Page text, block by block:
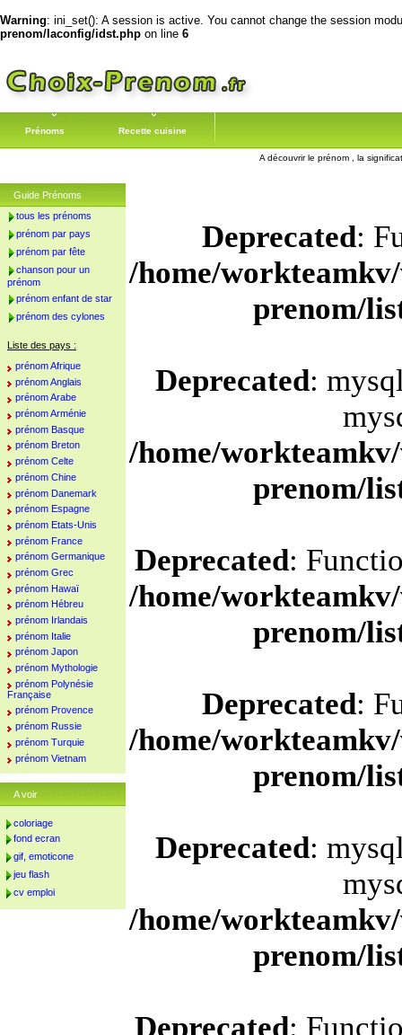
Warning: ini_set(): A session is active. You cannot change the session
prenom/laconfig/idst.php on line 6
Prénoms Recette cuisine
A découvrir le prénom , la
Deprecated:
/home/
prenom/
Deprecated:
/home/
prenom/
Deprecated:
/home/
prenom/
Deprecated:
/home/
prenom/
Deprecated:
/home/
prenom/
Deprecated:
Guide Prénoms
tous les prénoms
prénom par pays
prénom par fête
chanson pour un
prénom
prénom enfant de star
prénom des cylones
Liste des pays :
prénom Afrique
prénom Anglais
prénom Arabe
prénom Arménie
prénom Basque
prénom Breton
prénom Celte
prénom Chine
prénom Danemark
prénom Espagne
prénom Etats-Unis
prénom France
prénom Germanique
prénom Grec
prénom Hawaï
prénom Hébreu
prénom Irlandais
prénom Italie
prénom Japon
prénom Mythologie
prénom Polynésie
Française
prénom Provence
prénom Russie
prénom Turquie
prénom Vietnam
A voir
coloriage
fond ecran
gif, emoticone
jeu flash
cv emploi